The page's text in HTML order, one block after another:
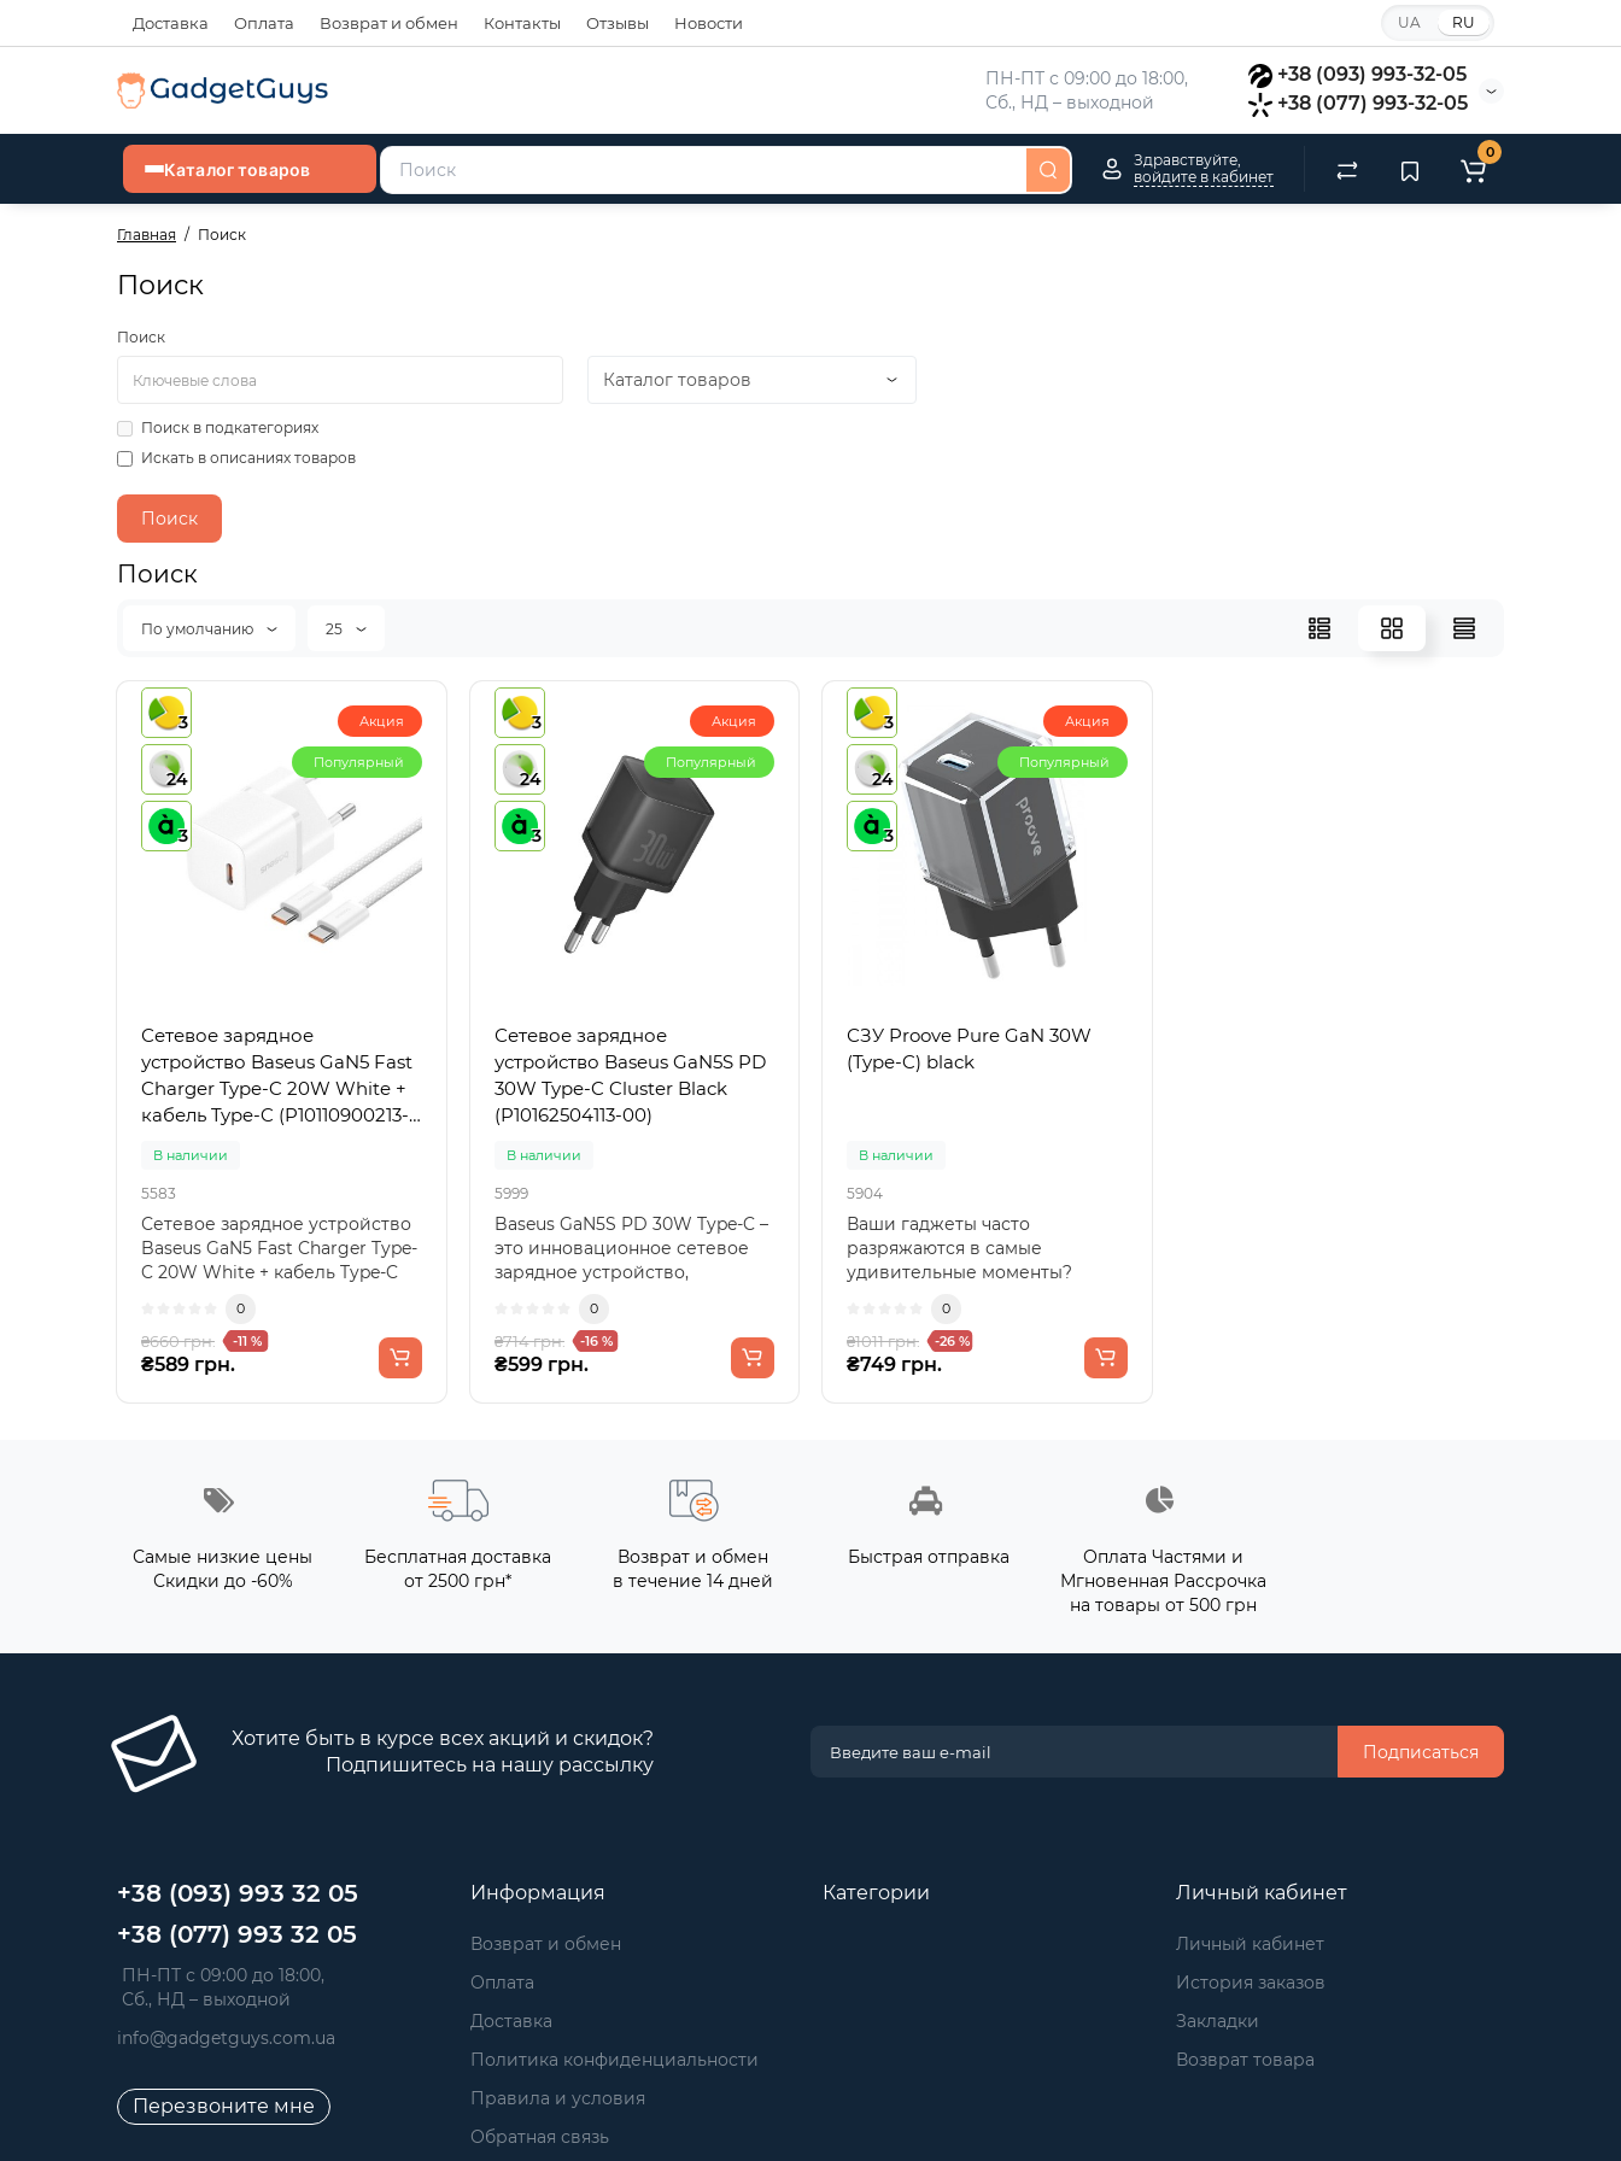
Доставка Оплата Возврат и обмен Контакты Отзывы Новости UA RU
ПН-ПТ с 09:00 до 18:00,
Сб., НД – выходной
+38 (093) 993-32-05
+38 (077) 993-32-05
Каталог товаров
Здравствуйте,
войдите в кабинет
0
Главная Поиск
Поиск
Поиск
Поиск в подкатегориях
Искать в описаниях товаров
Поиск
По умолчанию 25
3
24
3
Акция
Популярный
Сетевое зарядное
устройство Baseus GaN5 Fast
Charger Type-C 20W White +
кабель Type-C (P10110900213-
В наличии
5583
Сетевое зарядное устройство
Baseus GaN5 Fast Charger Type-
C 20W White + кабель Type-C
0
₴660 грн. -11 %
₴589 грн.
3
24
3
Акция
Популярный
Сетевое зарядное
устройство Baseus GaN5S PD
30W Type-C Cluster Black
(P10162504113-00)
В наличии
5999
Baseus GaN5S PD 30W Type-C –
это инновационное сетевое
зарядное устройство,
0
₴714 грн. -16 %
₴599 грн.
3
24
3
Акция
Популярный
СЗУ Proove Pure GaN 30W
(Type-C) black
В наличии
5904
Ваши гаджеты часто
разряжаются в самые
удивительные моменты?
технологией GaN р..
0
₴1011 грн. -26 %
₴749 грн.
Самые низкие цены
Скидки до -60%
Бесплатная доставка
от 2500 грн*
Возврат и обмен
в течение 14 дней
Быстрая отправка
Оплата Частями и
Мгновенная Рассрочка
на товары от 500 грн
Хотите быть в курсе всех акций и скидок?
Подпишитесь на нашу рассылку
Подписаться
+38 (093) 993 32 05
+38 (077) 993 32 05
ПН-ПТ с 09:00 до 18:00,
Сб., НД – выходной
info@gadgetguys.com.ua
Перезвоните мне
Информация
Возврат и обмен
Оплата
Доставка
Политика конфиденциальности
Правила и условия
Обратная связь
Категории Личный кабинет
Личный кабинет
История заказов
Закладки
Возврат товара